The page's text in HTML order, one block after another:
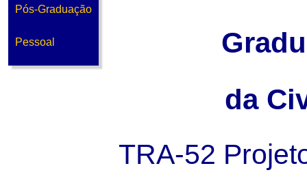
Pós-Graduação
Pessoal
da
TRA-52